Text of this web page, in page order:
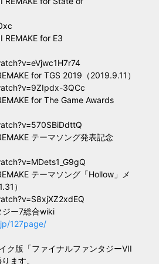
REMAKE for E3
for TGS 2019（2019.9.11）
3QCc
for The Game Awards
テーマソング発表記念
テーマソング「Hollow」メ
）
ー7総合wiki
127page/
ク版「ファイナルファンタジーVII
ます。